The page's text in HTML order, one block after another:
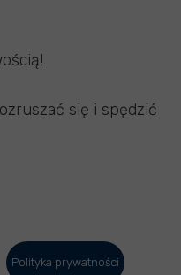
Polityka prywatności
się i spędzić